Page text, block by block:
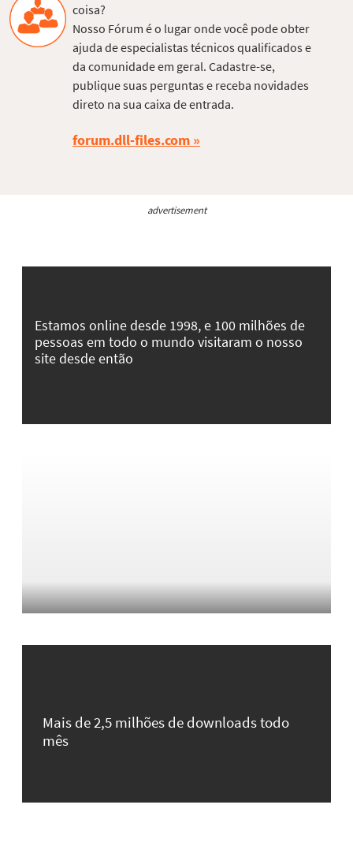
coisa?
Nosso Fórum é o lugar onde você pode obter
ajuda de especialistas técnicos qualificados e
da comunidade em geral. Cadastre-se,
publique suas perguntas e receba novidades
direto na sua caixa de entrada.
forum.dll-files.com
advertisement
Estamos online desde 1998, e 100 milhões de
pessoas em todo o mundo visitaram o nosso
site desde então
Mais de 2,5 milhões de downloads todo
mês